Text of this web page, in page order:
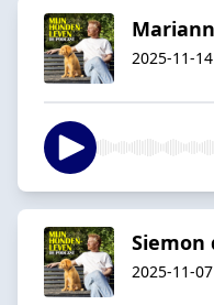
2025-11-14
Siemon
2025-11-07